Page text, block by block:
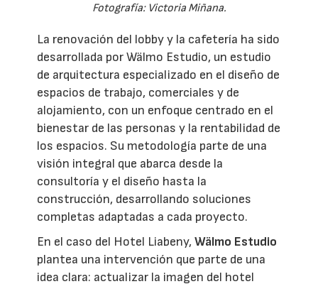
Fotografía: Victoria Miñana.
La renovación del lobby y la cafetería ha sido
desarrollada por Wälmo Estudio, un estudio
de arquitectura especializado en el diseño de
espacios de trabajo, comerciales y de
alojamiento, con un enfoque centrado en el
bienestar de las personas y la rentabilidad de
los espacios. Su metodología parte de una
visión integral que abarca desde la
consultoría y el diseño hasta la
construcción, desarrollando soluciones
completas adaptadas a cada proyecto.
En el caso del Hotel Liabeny,Wälmo Estudio
plantea una intervención que parte de una
idea clara: actualizar la imagen del hotel